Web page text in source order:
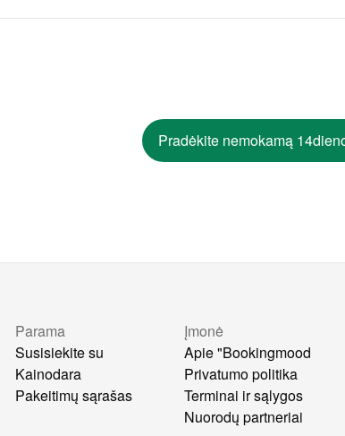
Pradėkite nemokamą
Parama
Susisiekite su
Kainodara
Pakeitimų sąrašas
Įmonė
Apie "Bookingmood
Privatumo politika
Terminai ir sąlygos
Nuorodų partneriai